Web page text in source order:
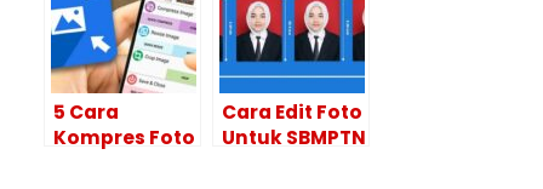
5 Cara
Kompres Foto
Cara Edit Foto
Untuk SBMPTN